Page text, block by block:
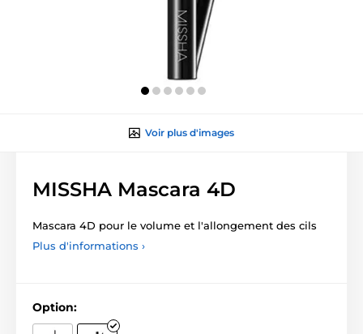
Voir plus d'images
MISSHA Mascara 4D
Mascara 4D pour le volume et l'allongement des cils
Plus d'informations ›
Option: